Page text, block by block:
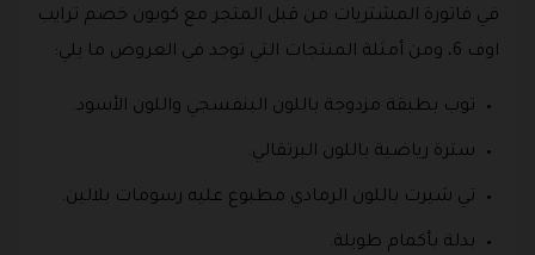
في فاتورة المشتريات من قبل المتجر مع كوبون خصم ترايب
اوف 6، ومن أمثلة المنتجات التي توجد في العروض ما يلي:
توب بطبقة مزدوجة باللون البنفسجي واللون الأسود.
سترة رياضية باللون البرتقالي.
تي شيرت باللون الرمادي مطبوع عليه رسومات بلالين.
بدلة بأكمام طويلة.